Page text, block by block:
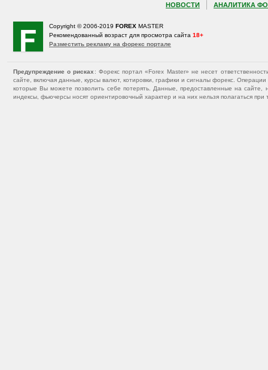
НОВОСТИ АНАЛИТИКА
Copyright © 2006-2019 FOREX MASTER
Рекомендованный возраст для просмотра сайта 18+
Разместить рекламу на форекс портале
Предупреждение о рисках : Форекс портал «Forex Master» не несет
сайте, включая данные, курсы валют, котировки, графики и сигналы форекс.
которые Вы можете позволить себе потерять. Данные, предоставленные на
индексы, фьючерсы носят ориентировочный характер и на них нельзя полагаться при